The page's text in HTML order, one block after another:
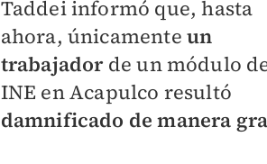
Taddei informó que, hasta
ahora, únicamenteun
trabajadorde un módulo
INE en Acapulco resultó
damnificado de manera